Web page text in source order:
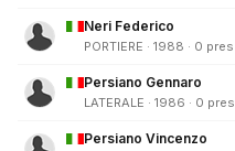
Neri Federico
PORTIERE · 1988 · 0 pres
Persiano Gennaro
LATERALE · 1986 · 0 pres
Persiano Vincenzo